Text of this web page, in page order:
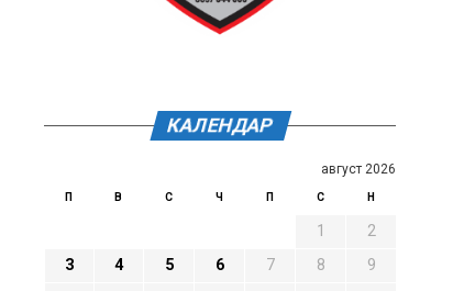
КАЛЕНДАР
август 2026
П В С Ч П С Н
1
2
3
4 5 6 7 8
9